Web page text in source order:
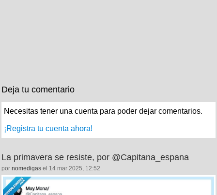
Deja tu comentario
Necesitas tener una cuenta para poder dejar comentarios.
¡Registra tu cuenta ahora!
La primavera se resiste, por @Capitana_espana
por nomedigas el 14 mar 2025, 12:52